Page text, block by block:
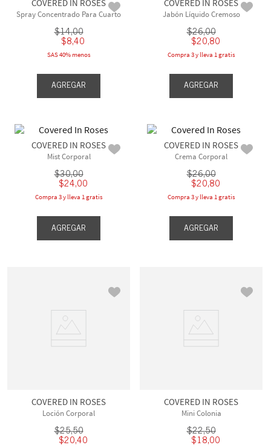
COVERED IN ROSES
Spray Concentrado Para Cuarto
$14,00
$8,40
SAS 40% menos
AGREGAR
COVERED IN ROSES
Jabón Líquido Cremoso
$26,00
$20,80
Compra 3 y lleva 1 gratis
AGREGAR
COVERED IN ROSES
Mist Corporal
$30,00
$24,00
Compra 3 y lleva 1 gratis
AGREGAR
COVERED IN ROSES
Crema Corporal
$26,00
$20,80
Compra 3 y lleva 1 gratis
AGREGAR
COVERED IN ROSES
Loción Corporal
$25,50
$20,40
COVERED IN ROSES
Mini Colonia
$22,50
$18,00